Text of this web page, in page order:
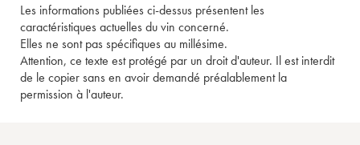
Les informations publiées ci-dessus présentent les
caractéristiques actuelles du vin concerné.
Elles ne sont pas spécifiques au millésime.
Attention, ce texte est protégé par un droit d'auteur. Il est interdit
de le copier sans en avoir demandé préalablement la
permission à l'auteur.